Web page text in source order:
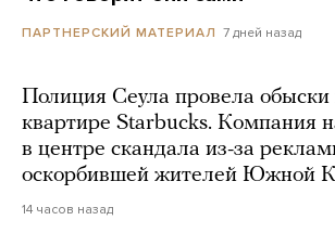
ПАРТНЕРСКИЙ МАТЕРИАЛ 7 дней назад
Полиция Сеула провела обыски
квартире Starbucks. Компания
в центре скандала из-за
оскорбившей жителей Южной
14 часов назад